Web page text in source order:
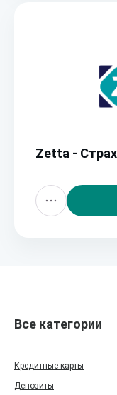
Zetta -
Все категории
Кредитные карты
Депозиты